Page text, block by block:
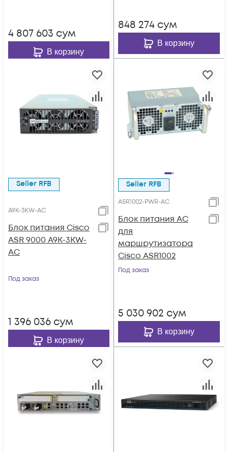
4 807 603 сум
В корзину
848 274 сум
В корзину
Seller RFB
A9K-3KW-AC
Блок питания Cisco
ASR 9000 A9K-3KW-
AC
Под заказ
1 396 036 сум
В корзину
Seller RFB
ASR1002-PWR-AC
Блок питания AC
для
маршрутизатора
Cisco ASR1002
Под заказ
5 030 902 сум
В корзину